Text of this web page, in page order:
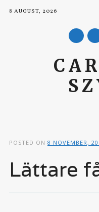
8 AUGUST, 2026
POSTED ON 8 NOVEMBER,
Lättare